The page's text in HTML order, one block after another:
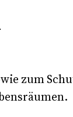
zum